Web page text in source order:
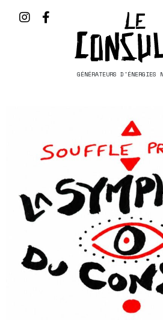
GÉNÉRATEURS D'ÉNERGIES